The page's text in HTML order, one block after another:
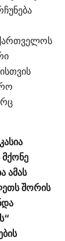
ამას
შორის